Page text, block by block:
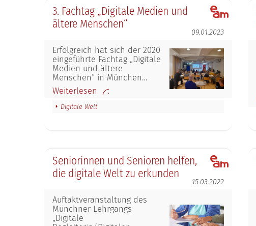
3. Fachtag „Digitale Medien und
ältere Menschen“
09.01.2023
Erfolgreich hat sich der 2020
eingeführte Fachtag „Digitale
Medien und ältere
Menschen“ in München…
Weiterlesen
Digitale Welt
Seniorinnen und Senioren helfen,
die digitale Welt zu erkunden
15.03.2022
Auftaktveranstaltung des
Münchner Lehrgangs
„Digitale